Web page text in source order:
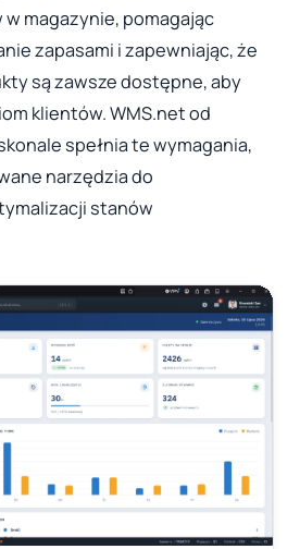
magazynie, pomagając
zapasami i zapewniając, że
są zawsze dostępne, aby
klientów. WMS.net od
spełnia te wymagania,
narzędzia do
stanów